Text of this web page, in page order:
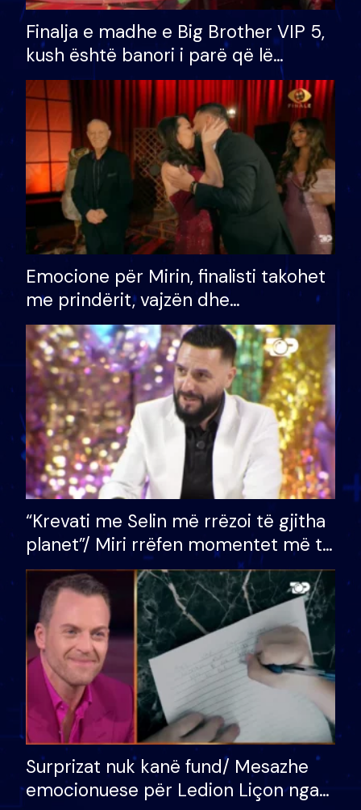
Finalja e madhe e Big Brother VIP 5,
kush është banori i parë që lë
shtëpinë dhe humb mundësinë për
të fituar çmimin e madh
Emocione për Mirin, finalisti takohet
me prindërit, vajzën dhe
bashkëshorten: S’kemi ndonjë letër
divorci apo jo?
“Krevati me Selin më rrëzoi të gjitha
planet”/ Miri rrëfen momentet më të
bukura në shtëpinë e BB VIP: Do më
mungojë zilja e mëngjesit kur…
Surprizat nuk kanë fund/ Mesazhe
emocionuese për Ledion Liçon nga